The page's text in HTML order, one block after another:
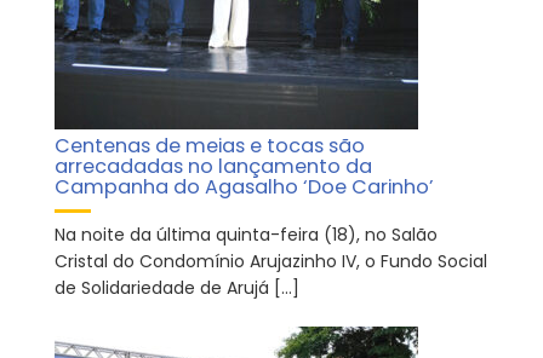
Centenas de meias e tocas são
arrecadadas no lançamento da
Campanha do Agasalho ‘Doe Carinho’
Na noite da última quinta-feira (18), no Salão
Cristal do Condomínio Arujazinho IV, o Fundo Social
de Solidariedade de Arujá […]